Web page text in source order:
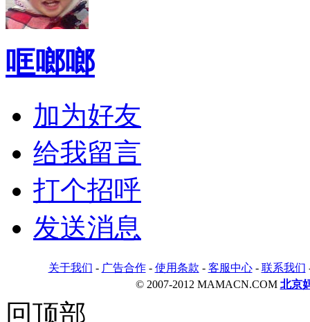
哐啷啷
加为好友
给我留言
打个招呼
发送消息
关于我们 - 广告合作- 使用条款 - 客服中心- 联系我们
© 2007-2012 MAMACN.COM 北京
回顶部